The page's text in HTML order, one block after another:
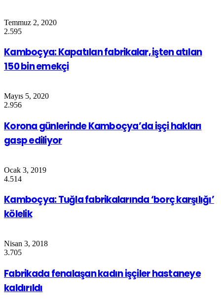
Temmuz 2, 2020
2.595
Kamboçya: Kapatılan fabrikalar, işten atılan
150 bin emekçi
Mayıs 5, 2020
2.956
Korona günlerinde Kamboçya’da işçi hakları
gasp ediliyor
Ocak 3, 2019
4.514
Kamboçya: Tuğla fabrikalarında ‘borç karşılığı’
kölelik
Nisan 3, 2018
3.705
Fabrikada fenalaşan kadın işçiler hastaneye
kaldırıldı